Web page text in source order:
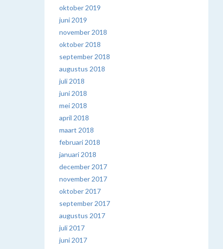
oktober 2019
juni 2019
november 2018
oktober 2018
september 2018
augustus 2018
juli 2018
juni 2018
mei 2018
april 2018
maart 2018
februari 2018
januari 2018
december 2017
november 2017
oktober 2017
september 2017
augustus 2017
juli 2017
juni 2017